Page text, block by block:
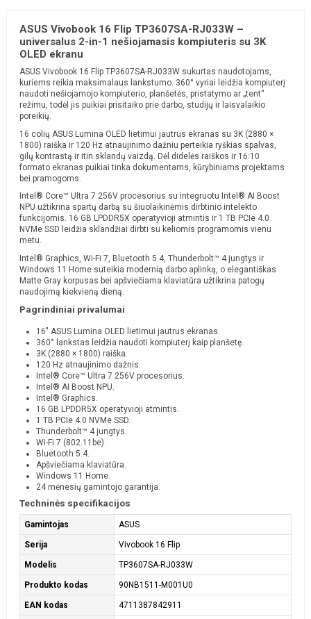
ASUS Vivobook 16 Flip TP3607SA-RJ033W –
universalus 2-in-1 nešiojamasis kompiuteris su 3K
OLED ekranu
ASUS Vivobook 16 Flip TP3607SA-RJ033W sukurtas naudotojams,
kuriems reikia maksimalaus lankstumo. 360° vyriai leidžia kompiuterį
naudoti nešiojamojo kompiuterio, planšetės, pristatymo ar „tent“
režimu, todėl jis puikiai prisitaiko prie darbo, studijų ir laisvalaikio
poreikių.
16 colių ASUS Lumina OLED lietimui jautrus ekranas su 3K (2880 ×
1800) raiška ir 120 Hz atnaujinimo dažniu perteikia ryškias spalvas,
gilų kontrastą ir itin sklandų vaizdą. Dėl didelės raiškos ir 16:10
formato ekranas puikiai tinka dokumentams, kūrybiniams projektams
bei pramogoms.
Intel® Core™ Ultra 7 256V procesorius su integruotu Intel® AI Boost
NPU užtikrina spartų darbą su šiuolaikinėmis dirbtinio intelekto
funkcijomis. 16 GB LPDDR5X operatyvioji atmintis ir 1 TB PCIe 4.0
NVMe SSD leidžia sklandžiai dirbti su keliomis programomis vienu
metu.
Intel® Graphics, Wi-Fi 7, Bluetooth 5.4, Thunderbolt™ 4 jungtys ir
Windows 11 Home suteikia modernią darbo aplinką, o elegantiškas
Matte Gray korpusas bei apšviečiama klaviatūra užtikrina patogų
naudojimą kiekvieną dieną.
Pagrindiniai privalumai
16" ASUS Lumina OLED lietimui jautrus ekranas.
360° lankstas leidžia naudoti kompiuterį kaip planšetę.
3K (2880 × 1800) raiška.
120 Hz atnaujinimo dažnis.
Intel® Core™ Ultra 7 256V procesorius.
Intel® AI Boost NPU.
Intel® Graphics.
16 GB LPDDR5X operatyvioji atmintis.
1 TB PCIe 4.0 NVMe SSD.
Thunderbolt™ 4 jungtys.
Wi-Fi 7 (802.11be).
Bluetooth 5.4.
Apšviečiama klaviatūra.
Windows 11 Home.
24 mėnesių gamintojo garantija.
Techninės specifikacijos
Gamintojas ASUS
Serija Vivobook 16 Flip
Modelis TP3607SA-RJ033W
Produkto kodas 90NB1511-M001U0
EAN kodas 4711387842911